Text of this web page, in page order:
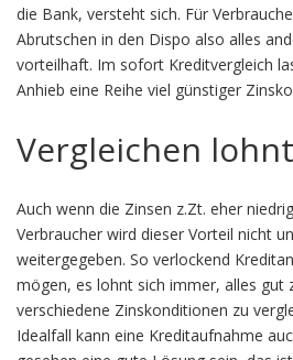
die Bank, versteht sich. Für
Abrutschen in den Dispo also alles
vorteilhaft. Im sofort Kreditvergleich
Anhieb eine Reihe viel günstiger
Vergleichen
Auch wenn die Zinsen z.Zt. eher
Verbraucher wird dieser Vorteil nicht
weitergegeben. So verlockend
mögen, es lohnt sich immer, alles gut
verschiedene Zinskonditionen zu
Idealfall kann eine Kreditaufnahme